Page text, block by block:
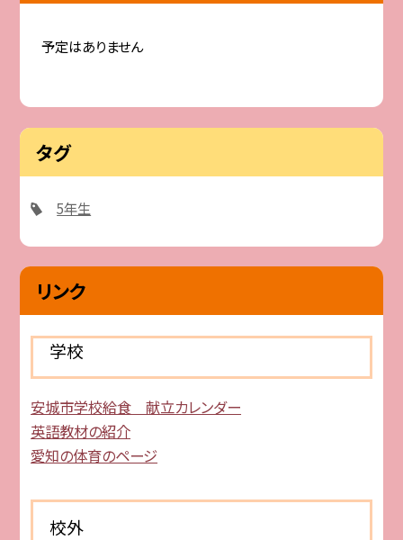
予定はありません
タグ
5年生
リンク
学校
安城市学校給食 献立カレンダー
英語教材の紹介
愛知の体育のページ
校外